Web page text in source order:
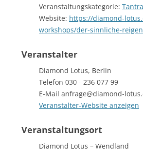
Veranstaltungskategorie:
Website: https://diamond-
workshops/der-sinnliche-
Veranstaltungsort
Diamond Lotus – Wendland
Veranstalter
Diamond Lotus, Berlin
Telefon 030 - 236 077 99
E-Mail anfrage@diamond-
Veranstalter-Website anzeigen